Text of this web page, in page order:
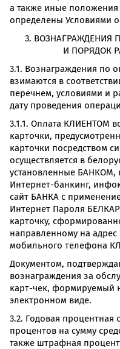
а также иные
определены Условиями
3. ВОЗНАГРАЖДЕНИЯ
И ПОРЯДОК
3.1. Вознаграждения по
взимаются в
перечнем, условиями и
дату проведения
3.1.1. Оплата КЛИЕНТОМ
карточки,
карточки посредством
осуществляется в
установленные БАНКОМ,
Интернет-банкинг,
сайт БАНКА с
Интернет Пароля
карточку,
направленному на
мобильного телефона
Документом,
вознаграждения за
карт-чек, формируемый
электронном виде.
3.2. Годовая процентная
процентов на сумму
также штрафная